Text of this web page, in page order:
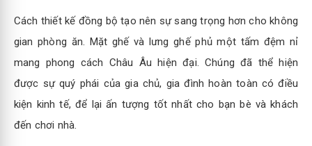
Cách thiết kế đồng bộ tạo nên sự sang trọng hơn cho không
gian phòng ăn. Mặt ghế và lưng ghế phủ một tấm đệm nỉ
mang phong cách Châu Âu hiện đại. Chúng đã thể hiện
được sự quý phái của gia chủ, gia đình hoàn toàn có điều
kiện kinh tế, để lại ấn tượng tốt nhất cho bạn bè và khách
đến chơi nhà.